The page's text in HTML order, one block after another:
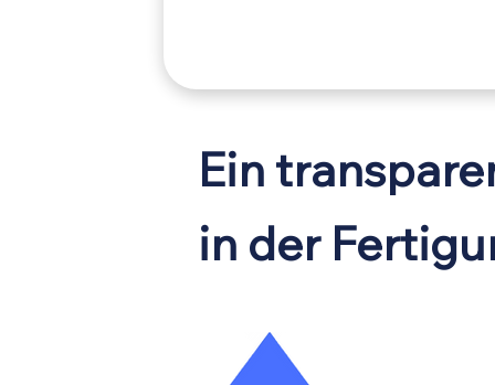
Ein
in der